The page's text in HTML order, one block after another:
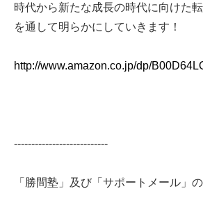
時代から新たな成長の時代に向けた
を通して明らかにしていきます！
http://www.amazon.co.jp/dp/
---------------------------
「勝間塾」及び「サポートメール」